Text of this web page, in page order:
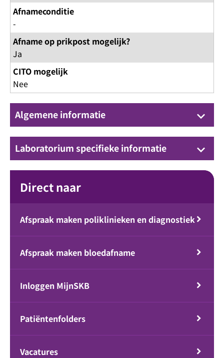
Afnameconditie
-
Afname op prikpost mogelijk?
Ja
CITO mogelijk
Nee
Algemene informatie keyboard_arrow_down
Laboratorium specifieke informatie keyboard_arrow_down
Direct naar
Afspraak maken poliklinieken en diagnostiek
Afspraak maken bloedafname
Inloggen MijnSKB
Patiëntenfolders
Vacatures